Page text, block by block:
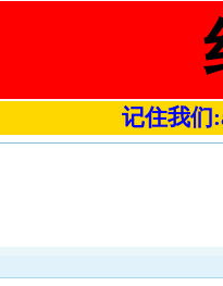
记住我们